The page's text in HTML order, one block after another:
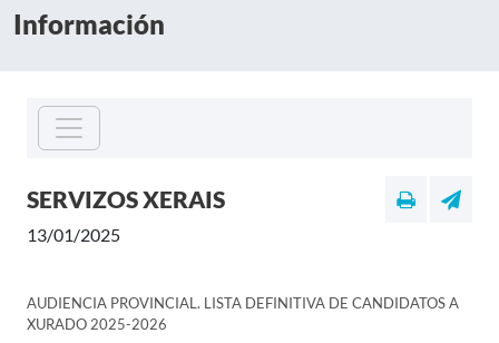
Información
SERVIZOS XERAIS
13/01/2025
AUDIENCIA PROVINCIAL. LISTA DEFINITIVA DE CANDIDATOS A
XURADO 2025-2026